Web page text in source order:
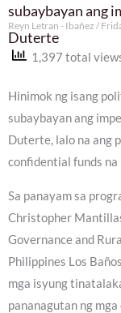
subaybayan ang
Duterte
Reyn Letran - Ibañez
1,397 total
Hinimok ng isang
subaybayan ang
Duterte, lalo na ang
confidential funds
Sa panayam sa
Christopher
Governance and
Philippines Los
mga isyung
pananagutan ng